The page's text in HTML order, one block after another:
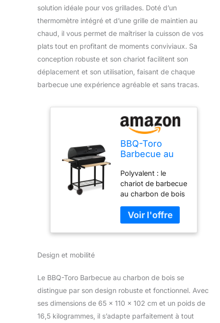
solution idéale pour vos grillades. Doté d’un
thermomètre intégré et d’une grille de maintien au
chaud, il vous permet de maîtriser la cuisson de vos
plats tout en profitant de moments conviviaux. Sa
conception robuste et son chariot facilitent son
déplacement et son utilisation, faisant de chaque
barbecue une expérience agréable et sans tracas.
BBQ-Toro
Barbecue au
bois avec
couvercle -
Diamètre : 80 x
(L) 42 cm -
Chariot de
barbecue au
charbon de
thermomètre,
grille de
maintien au
chaud
Polyvalent : le
chariot de barbecue
au charbon de bois
adapté pour les
différentes
possibilités de
indirectement,
fumer, cuire, cuire
au chaud, ce
chariot de barbecue
Design et mobilité
Le BBQ-Toro Barbecue au charbon de bois se
distingue par son design robuste et fonctionnel. Avec
ses dimensions de 65 x 110 x 102 cm et un poids de
16,5 kilogrammes, il s’adapte parfaitement à tout